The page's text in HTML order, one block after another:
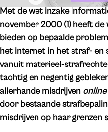
Met de wet inzake
november 2000(1) heeft de
bieden op bepaalde
het internet in het straf- en
vanuit materieel-
tachtig en negentig
allerhande misdrijven online
door bestaande
misdrijven op haar grenzen